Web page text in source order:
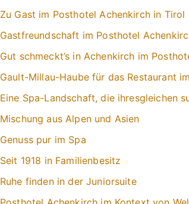
Zu Gast im Posthotel Achenkirch in Tirol
Gastfreundschaft im Posthotel
Gut schmeckt’s in Achenkirch im
Gault-Millau-Haube für das Restaurant
Eine Spa-Landschaft, die ihresgleichen
Mischung aus Alpen und Asien
Genuss pur im Spa
Seit 1918 in Familienbesitz
Ruhe finden in der Juniorsuite